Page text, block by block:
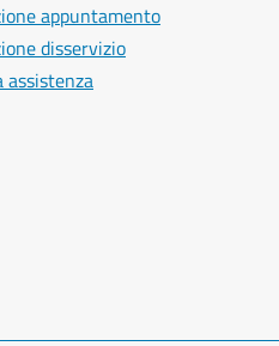
appuntamento
disservizio
assistenza